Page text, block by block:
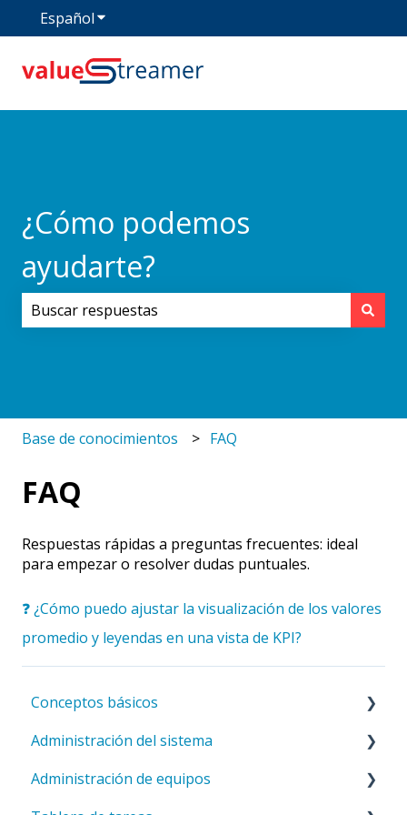
EspañolTraducciones de Mostrar submenú de
¿Cómo podemos
ayudarte?
Base de conocimientos FAQ
FAQ
Respuestas rápidas a preguntas frecuentes: ideal
para empezar o resolver dudas puntuales.
❓ ¿Cómo puedo ajustar la visualización de los valores
promedio y leyendas en una vista de KPI?
Conceptos básicos
Introducción a ValueStreamer
Inicio y navegación
Administración del sistema
Configuración del sistema
Administración de equipos